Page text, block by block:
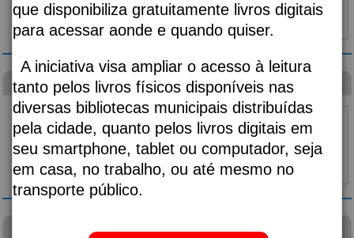
que disponibiliza gratuitamente livros digitais
para acessar aonde e quando quiser.
A iniciativa visa ampliar o acesso à leitura
tanto pelos livros físicos disponíveis nas
diversas bibliotecas municipais distribuídas
pela cidade, quanto pelos livros digitais em
seu smartphone, tablet ou computador, seja
em casa, no trabalho, ou até mesmo no
transporte público.
Material:Livro
Topo ⇧|Detalhes
Diário de um banana
Subtítulo:vai fundo
AutoriaKinney, Jeff, 1971-;
Classificação
Material:Livro
Topo ⇧|Detalhes
visão das plantas